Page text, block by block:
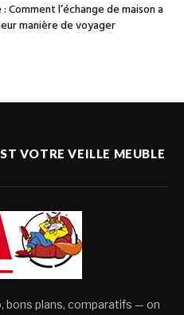
Comment l’échange de maison a
manière de voyager
VOTRE VEILLE MEUBLE
bons plans, comparatifs — on